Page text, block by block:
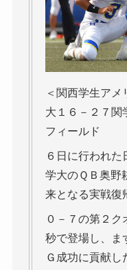
＜関西学生ア
大１６－２７
フィールド
６日に行われ
学大のＱＢ奥野
来となる実戦復
０－７の第２ク
秒で登場し、ま
Ｇ成功に貢献し